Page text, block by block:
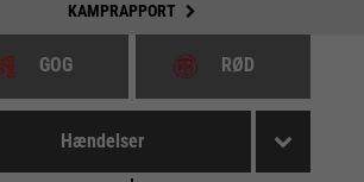
KAMPRAPPORT
GOG RØD
Hændelser